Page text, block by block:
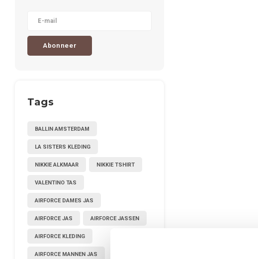
Abonneer
Tags
BALLIN AMSTERDAM
LA SISTERS KLEDING
NIKKIE ALKMAAR NIKKIE TSHIRT
VALENTINO TAS
AIRFORCE DAMES JAS
AIRFORCE JAS AIRFORCE JASSEN
AIRFORCE KLEDING
AIRFORCE MANNEN JAS